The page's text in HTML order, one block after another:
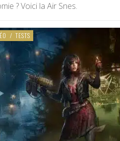
? Voici la Air Snes.
/ TESTS